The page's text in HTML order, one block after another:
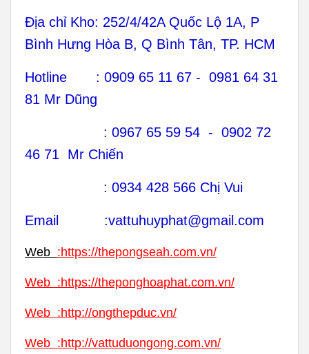
Địa chỉ Kho: 252/4/42A Quốc Lộ 1A, P
Bình Hưng Hòa B, Q Bình Tân, TP. HCM
Hotline : 0909 65 11 67 - 0981 64 31
81 Mr Dũng
: 0967 65 59 54 - 0902 72
46 71 Mr Chiến
: 0934 428 566 Chị Vui
Email :vattuhuyphat@gmail.com
Web :https://thepongseah.com.vn/
Web :https://theponghoaphat.com.vn/
Web :http://ongthepduc.vn/
Web :http://vattuduongong.com.vn/